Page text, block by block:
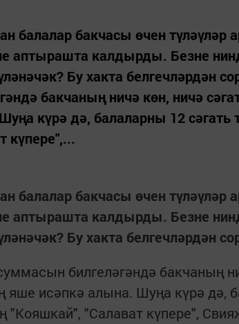
балалар бакчасы өчен түләүләр
аптырашта калдырды. Безне
Бу хакта белгечләрдән
бакчаның ничә көн, ничә
күрә дә, балаларны 12 сәгать
күпере",...
балалар бакчасы өчен түләүләр
аптырашта калдырды. Безне
Бу хакта белгечләрдән
билгеләгәндә бакчаның
яше исәпкә алына. Шуңа күрә дә,
"Кояшкай", "Салават күпере",